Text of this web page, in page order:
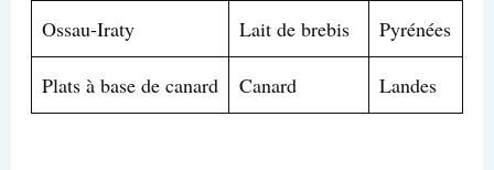
Ossau-Iraty Lait de brebis Pyrénées
Plats à base de canard Canard Landes